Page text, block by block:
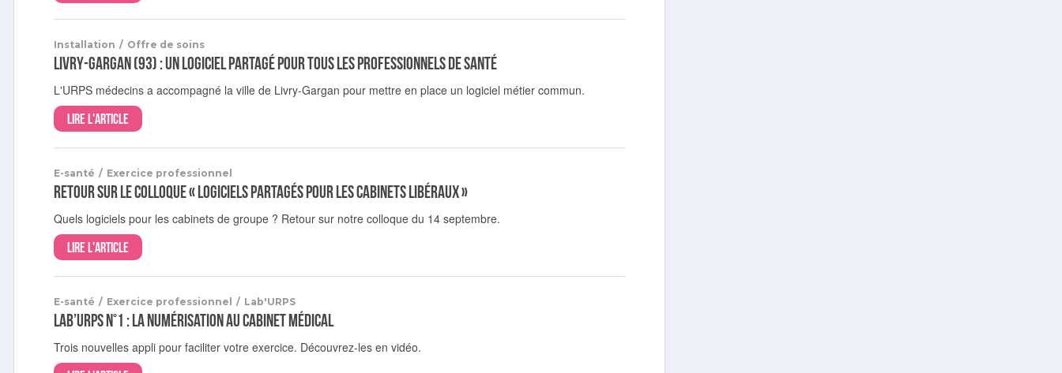
Installation / Offre de soins
Livry-Gargan (93) : un logiciel partagé pour tous les professionnels de santé
L'URPS médecins a accompagné la ville de Livry-Gargan pour mettre en place un logiciel métier commun.
Lire l'article
E-santé / Exercice professionnel
Retour sur le colloque « Logiciels partagés pour les cabinets libéraux »
Quels logiciels pour les cabinets de groupe ? Retour sur notre colloque du 14 septembre.
Lire l'article
E-santé / Exercice professionnel / Lab'URPS
Lab’URPS n°1 : la numérisation au cabinet médical
Trois nouvelles appli pour faciliter votre exercice. Découvrez-les en vidéo.